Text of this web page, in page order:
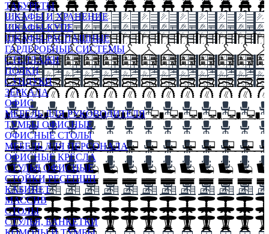
ТАБУРЕТЫ
ШКАФЫ И ХРАНЕНИЕ
ШКАФЫ-КУПЕ
ШКАФЫ-РАСПАШНЫЕ
ГАРДЕРОБНЫЕ СИСТЕМЫ
СТЕЛЛАЖИ
ПОЛКИ
СУНДУКИ
ЗЕРКАЛА
ОФИС
МЕБЕЛЬ ДЛЯ РУКОВОДИТЕЛЯ
ТУМБЫ ОФИСНЫЕ
ОФИСНЫЕ СТОЛЫ
МЕБЕЛЬ ДЛЯ ПЕРСОНАЛА
ОФИСНЫЕ КРЕСЛА
СТУЛЬЯ ОФИСНЫЕ
СТОЙКИ РЕСЕПШН
КАБИНЕТ
МАССИВ
СТОЛЫ
СТУЛЬЯ, БАНКЕТКИ